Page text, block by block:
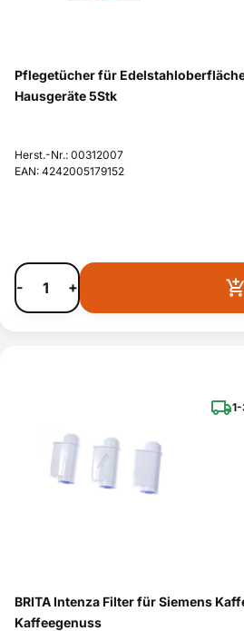
Pflegetücher für
Hausgeräte 5Stk
Herst.-Nr.: 00312007
EAN: 4242005179152
- +
BRITA Intenza Filter für Siemens
Kaffeegenuss